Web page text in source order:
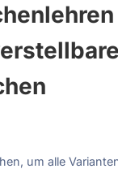
um alle